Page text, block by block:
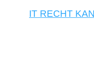
IT RECHT